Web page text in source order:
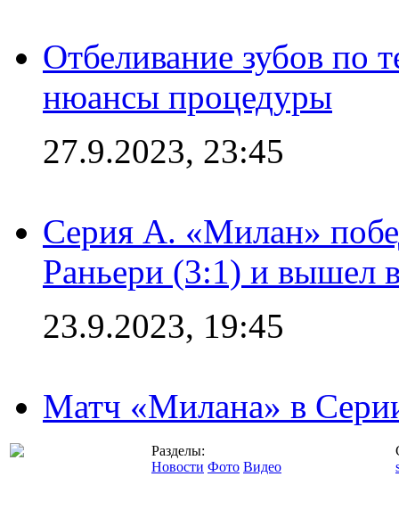
Отбеливание зубов по
нюансы процедуры
27.9.2023, 23:45
Серия А. «Милан»
Раньери (3:1) и вышел
23.9.2023, 19:45
Матч «Милана» в
Разделы:
Новости Фото Видео